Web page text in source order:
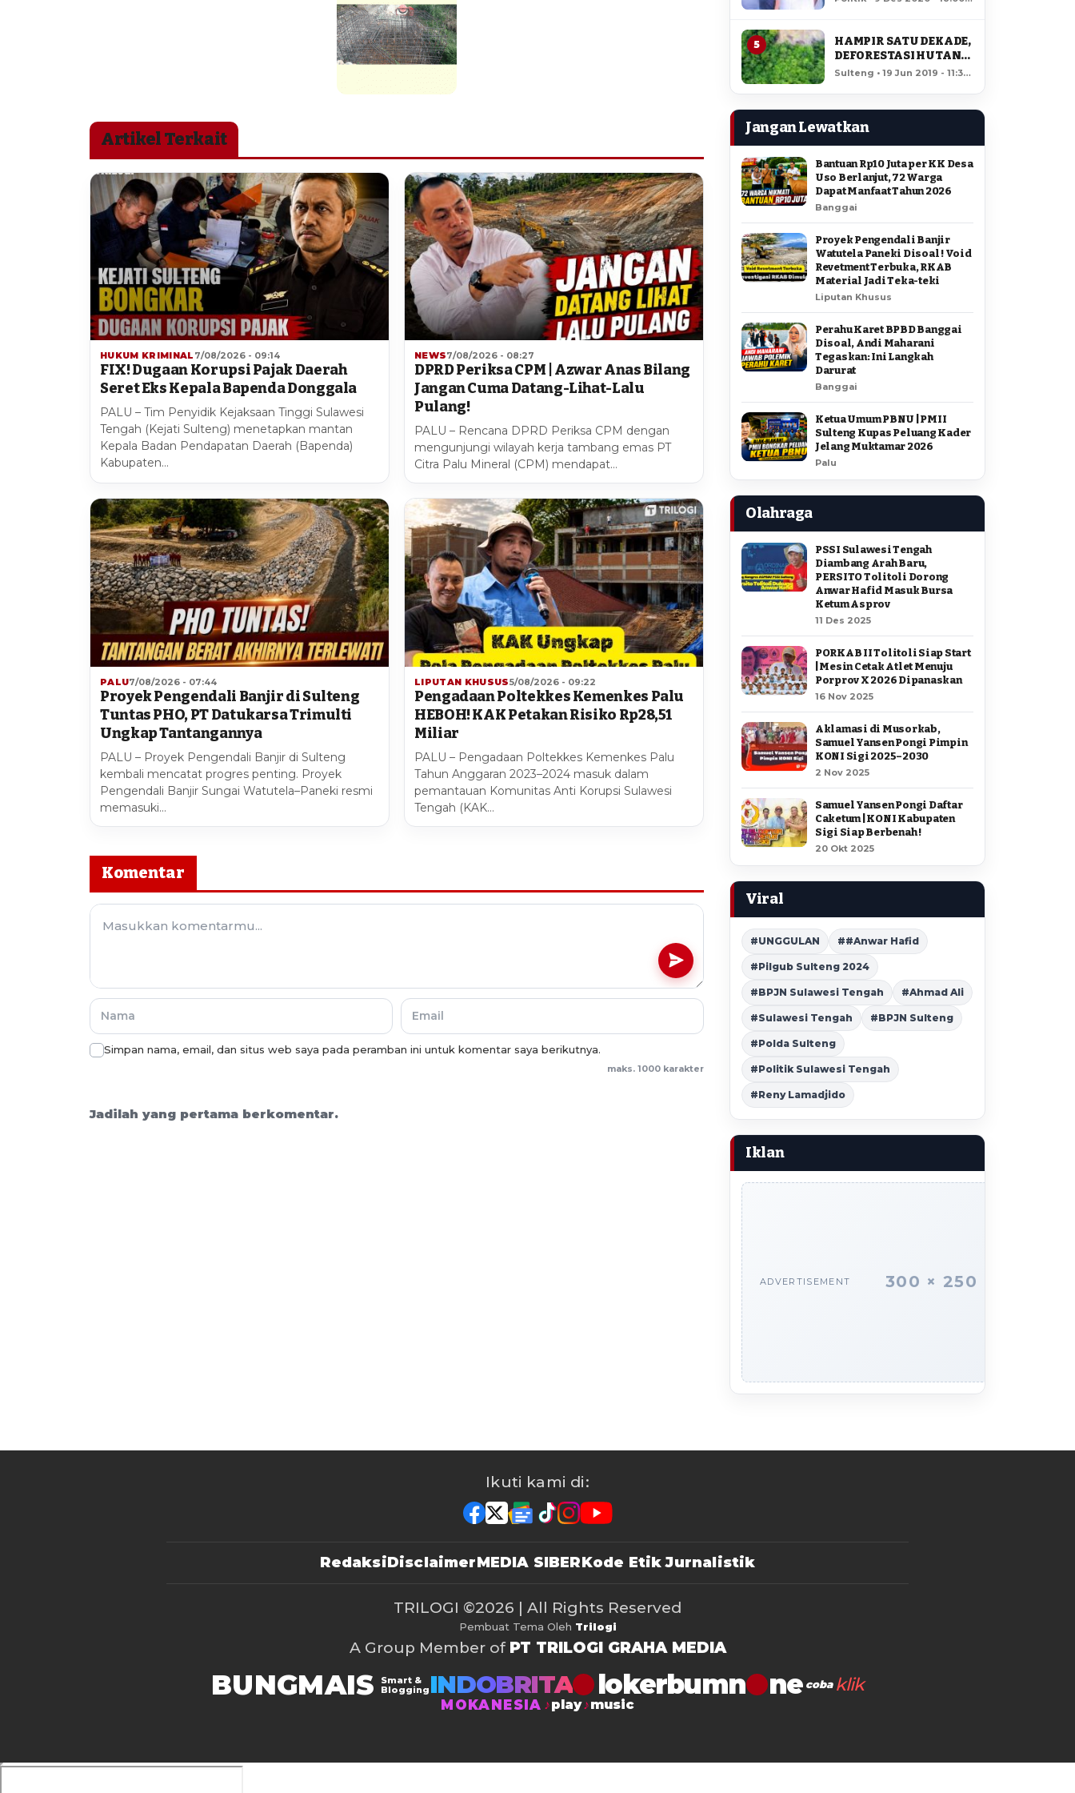
Artikel Terkait
HUKUM KRIMINAL 7/08/2026 - 09:14
FIX! Dugaan Korupsi Pajak Daerah
Seret Eks Kepala Bapenda Donggala
PALU – Tim Penyidik Kejaksaan Tinggi Sulawesi
Tengah (Kejati Sulteng) menetapkan mantan
Kepala Badan Pendapatan Daerah (Bapenda)
Kabupaten…
NEWS7/08/2026 - 08:27
DPRD Periksa CPM | Azwar Anas Bilang
Jangan Cuma Datang-Lihat-Lalu
Pulang!
PALU – Rencana DPRD Periksa CPM dengan
mengunjungi wilayah kerja tambang emas PT
Citra Palu Mineral (CPM) mendapat…
PALU7/08/2026 - 07:44
Proyek Pengendali Banjir di Sulteng
Tuntas PHO, PT Datukarsa Trimulti
Ungkap Tantangannya
PALU – Proyek Pengendali Banjir di Sulteng
kembali mencatat progres penting. Proyek
Pengendali Banjir Sungai Watutela–Paneki resmi
memasuki…
LIPUTAN KHUSUS5/08/2026 - 09:22
Pengadaan Poltekkes Kemenkes Palu
HEBOH! KAK Petakan Risiko Rp28,51
Miliar
PALU – Pengadaan Poltekkes Kemenkes Palu
Tahun Anggaran 2023–2024 masuk dalam
pemantauan Komunitas Anti Korupsi Sulawesi
Tengah (KAK…
Komentar
Simpan nama, email, dan situs web saya pada peramban ini untuk komentar saya berikutnya.
maks. 1000 karakter
Jadilah yang pertama berkomentar.
5
HAMPIR SATU DEKADE,
DEFORESTASI HUTAN
LORE LINDU MENCAPAI
Sulteng • 19 Jun 2019 - 11:34
Jangan Lewatkan
Bantuan Rp10 Juta per KK Desa
Uso Berlanjut, 72 Warga
Dapat Manfaat Tahun 2026
Banggai
Proyek Pengendali Banjir
Watutela Paneki Disoal ! Void
Revetment Terbuka, RKAB
Material Jadi Teka-teki
Liputan Khusus
Perahu Karet BPBD Banggai
Disoal, Andi Maharani
Tegaskan: Ini Langkah
Darurat
Banggai
Ketua Umum PBNU | PMII
Sulteng Kupas Peluang Kader
Jelang Muktamar 2026
Palu
Olahraga
PSSI Sulawesi Tengah
Diambang Arah Baru,
PERSITO Tolitoli Dorong
Anwar Hafid Masuk Bursa
Ketum Asprov
11 Des 2025
PORKAB II Tolitoli Siap Start
| Mesin Cetak Atlet Menuju
Porprov X 2026 Dipanaskan
16 Nov 2025
Aklamasi di Musorkab,
Samuel Yansen Pongi Pimpin
KONI Sigi 2025–2030
2 Nov 2025
Samuel Yansen Pongi Daftar
Caketum | KONI Kabupaten
Sigi Siap Berbenah !
20 Okt 2025
Viral
#UNGGULAN ##Anwar Hafid
#Pilgub Sulteng 2024
#BPJN Sulawesi Tengah #Ahmad Ali
#Sulawesi Tengah #BPJN Sulteng
#Polda Sulteng
#Politik Sulawesi Tengah
#Reny Lamadjido
Iklan
ADVERTISEMENT 300 × 250
Ikuti kami di:
RedaksiDisclaimerMEDIA SIBERKode Etik Jurnalistik
TRILOGI ©2026 | All Rights Reserved
Pembuat Tema Oleh Trilogi
A Group Member of PT TRILOGI GRAHA MEDIA
BUNGMAIS
Smart &
Blogging INDOBRITA lokerbumn coba klik
MOKANESIA play music